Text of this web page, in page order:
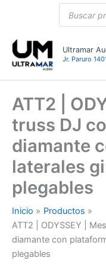
Ultramar
Jr. Paruro
ATT2 |
truss DJ
diamante
laterales
plegables
Inicio
Productos
ATT2 | ODYSSEY |
diamante con
plegables